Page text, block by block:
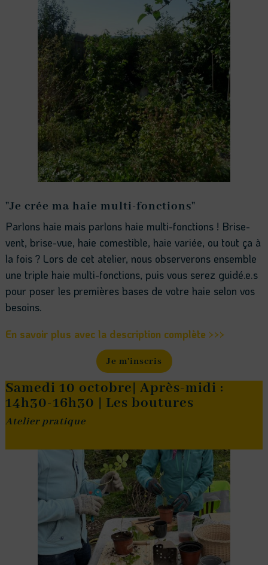
"Je crée ma haie multi-fonctions"
Parlons haie mais parlons haie multi-fonctions ! Brise-
vent, brise-vue, haie comestible, haie variée, ou tout ça à
la fois ? Lors de cet atelier, nous observerons ensemble
une triple haie multi-fonctions, puis vous serez guidé.e.s
pour poser les premières bases de votre haie selon vos
besoins.
En savoir plus avec la description complète >>>
Je m'inscris
Samedi 10 octobre| Après-midi :
14h30-16h30 | Les boutures
Atelier pratique